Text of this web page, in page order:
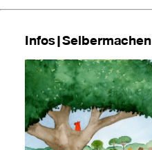
Infos|Selbermachen